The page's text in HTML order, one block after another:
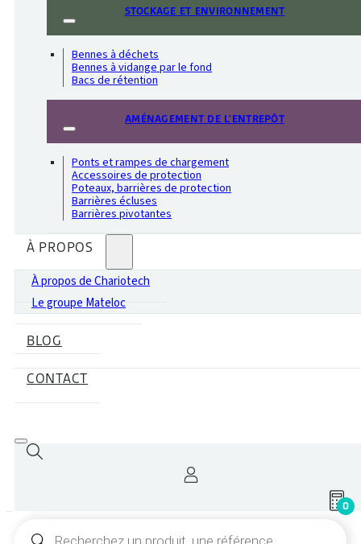
STOCKAGE ET ENVIRONNEMENT
Bennes à déchets
Bennes à vidange par le fond
Bacs de rétention
AMÉNAGEMENT DE L'ENTREPÔT
Ponts et rampes de chargement
Accessoires de protection
Poteaux, barrières de protection
Barrières écluses
Barrières pivotantes
À PROPOS
À propos de Chariotech
Le groupe Mateloc
BLOG
CONTACT
0